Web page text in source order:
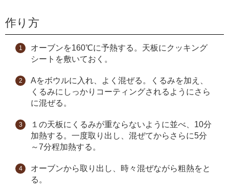
作り方
オーブンを160℃に予熱する。天板にクッキング
シートを敷いておく。
Aをボウルに入れ、よく混ぜる。くるみを加え、
くるみにしっかりコーティングされるようにさら
に混ぜる。
１の天板にくるみが重ならないように並べ、10分
加熱する。一度取り出し、混ぜてからさらに5分
～7分程加熱する。
オーブンから取り出し、時々混ぜながら粗熱をと
る。